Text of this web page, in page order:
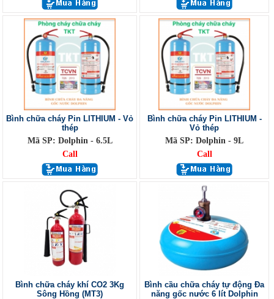
Bình chữa cháy Pin LITHIUM - Vỏ
thép
Mã SP: Dolphin - 6.5L
Call
Bình chữa cháy Pin LITHIUM -
Vỏ thép
Mã SP: Dolphin - 9L
Call
Bình chữa cháy khí CO2 3Kg
Sông Hồng (MT3)
Bình cầu chữa cháy tự động Đa
năng gốc nước 6 lít Dolphin